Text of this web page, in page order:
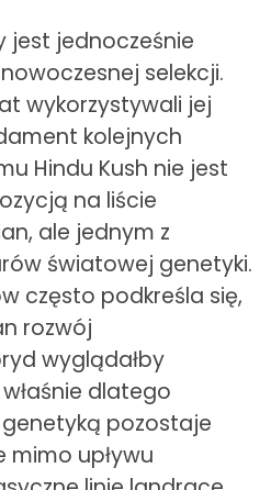
jest jednocześnie
selekcji.
wykorzystywali jej
kolejnych
Hindu Kush nie jest
na liście
ale jednym z
światowej genetyki.
często podkreśla się,
rozwój
wyglądałby
dlatego
pozostaje
mimo upływu